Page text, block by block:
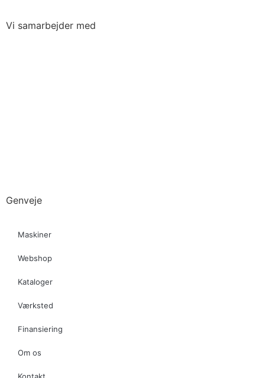
Vi samarbejder med
Genveje
Maskiner
Webshop
Kataloger
Værksted
Finansiering
Om os
Kontakt